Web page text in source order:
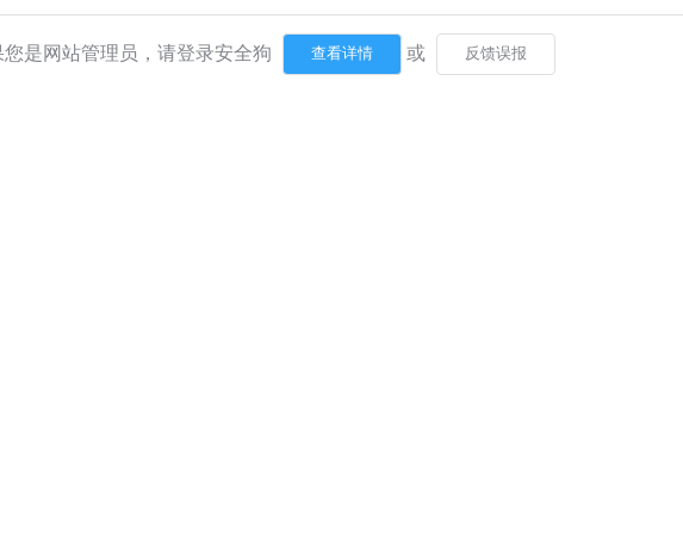
您是网站管理员，请登录安全狗 或